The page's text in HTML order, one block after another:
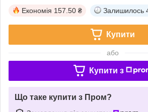
Економія 157.50 ₴ Залишилось
Купити
або
Купити з
Що таке купити з Пром?